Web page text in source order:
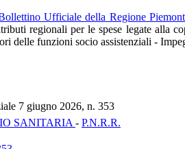
Ufficiale della Regione
regionali per le spese legate alla
delle funzioni socio assistenziali -
7 giugno 2026, n. 353
SANITARIA - P.N.R.R.